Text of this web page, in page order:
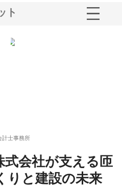
ト
計士事務所
式会社が支える匝
りと建設の未来